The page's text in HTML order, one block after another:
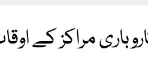
مراکز کے